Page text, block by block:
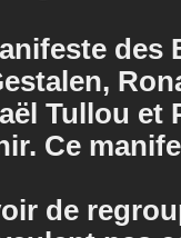
des
Tullou et
Ce
de